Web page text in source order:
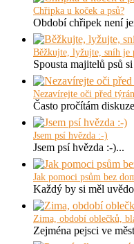
Chřipka u koček a psů?
Období chřipek není
Běžkujte, lyžujte, sníh je
Spousta majitelů psů
Nezavírejte oči před
Často pročítám
Jsem psí hvězda :-)
Jsem psí hvězda :-)...
Jak pomoci psům bez
Každý by si měl
Zima, období oblečků,
Zejména pejsci ve